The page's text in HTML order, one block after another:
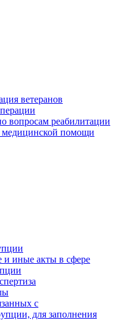
ветеранов
вопросам реабилитации
медицинской помощи
иные акты в сфере
с
для заполнения